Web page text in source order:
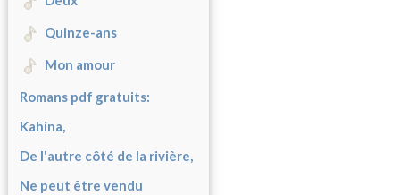
Quinze-ans
Mon amour
Romans pdf gratuits:
Kahina,
De l'autre côté de la rivière,
Ne peut être vendu